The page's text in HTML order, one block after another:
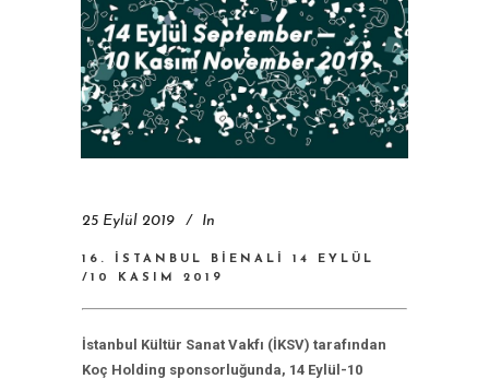
25 Eylül 2019 In
16. İSTANBUL BIENALI 14 EYLÜL
/10 KASIM 2019
İstanbul Kültür Sanat Vakfı (İKSV) tarafından
Koç Holding sponsorluğunda, 14 Eylül-10